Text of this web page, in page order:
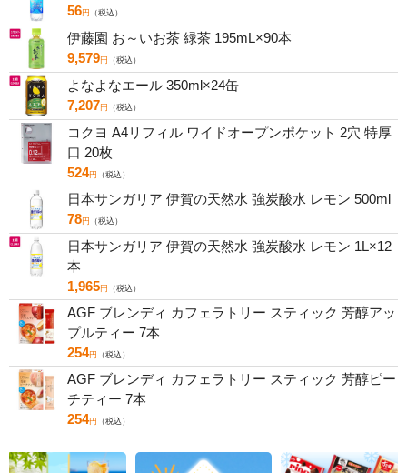
56円 （税込）
伊藤園 お～いお茶 緑茶 195mL×90本
9,579円 （税込）
よなよなエール 350ml×24缶
7,207円 （税込）
コクヨ A4リフィル ワイドオープンポケット 2穴 特厚
口 20枚
524円 （税込）
日本サンガリア 伊賀の天然水 強炭酸水 レモン 500ml
78円 （税込）
日本サンガリア 伊賀の天然水 強炭酸水 レモン 1L×12
本
1,965円 （税込）
AGF ブレンディ カフェラトリー スティック 芳醇アッ
プルティー 7本
254円 （税込）
AGF ブレンディ カフェラトリー スティック 芳醇ピー
チティー 7本
254円 （税込）